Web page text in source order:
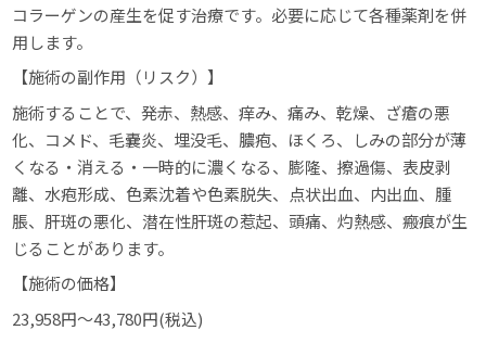
コラーゲンの産生を促す治療です。必要に応じて各種薬剤を併
用します。
【施術の副作用（リスク）】
施術することで、発赤、熱感、痒み、痛み、乾燥、ざ瘡の悪
化、コメド、毛嚢炎、埋没毛、膿疱、ほくろ、しみの部分が薄
くなる・消える・一時的に濃くなる、膨隆、擦過傷、表皮剥
離、水疱形成、色素沈着や色素脱失、点状出血、内出血、腫
脹、肝斑の悪化、潜在性肝斑の惹起、頭痛、灼熱感、瘢痕が生
じることがあります。
【施術の価格】
23,958円～43,780円(税込)